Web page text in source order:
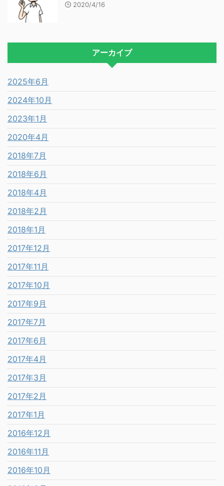
2020/4/16
アーカイブ
2025年6月
2024年10月
2023年1月
2020年4月
2018年7月
2018年6月
2018年4月
2018年2月
2018年1月
2017年12月
2017年11月
2017年10月
2017年9月
2017年7月
2017年6月
2017年4月
2017年3月
2017年2月
2017年1月
2016年12月
2016年11月
2016年10月